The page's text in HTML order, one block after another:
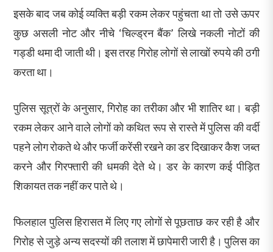
इसके बाद जब कोई व्यक्ति बड़ी रकम लेकर पहुंचता था तो उसे ऊपर
कुछ असली नोट और नीचे ‘चिल्ड्रन बैंक’ लिखे नकली नोटों की
गड्डी थमा दी जाती थी। इस तरह गिरोह लोगों से लाखों रुपये की ठगी
करता था।
पुलिस सूत्रों के अनुसार, गिरोह का तरीका और भी शातिर था। बड़ी
रकम लेकर आने वाले लोगों को कथित रूप से रास्ते में पुलिस की वर्दी
पहने लोग रोकते थे और फर्जी करेंसी रखने का डर दिखाकर कैश जब्त
करने और गिरफ्तारी की धमकी देते थे। डर के कारण कई पीड़ित
शिकायत तक नहीं कर पाते थे।
फिलहाल पुलिस हिरासत में लिए गए लोगों से पूछताछ कर रही है और
गिरोह से जुड़े अन्य सदस्यों की तलाश में छापेमारी जारी है। पुलिस का